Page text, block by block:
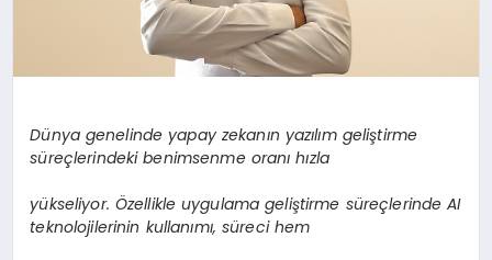
Dünya genelinde yapay zekanın yazılım geliştirme
süreçlerindeki benimsenme oranı hızla
yükseliyor. Özellikle uygulama geliştirme süreçlerinde AI
teknolojilerinin kullanımı, süreci hem